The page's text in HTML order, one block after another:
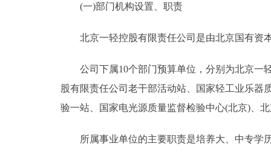
个人服务
(一)部门机构设置、职责
北京一轻控股有限责任公司是由北京国有资
公司下属10个部门预算单位，分别为北京一
股有限责任公司老干部活动站、国家轻工业乐
验一站、国家电光源质量监督检验中心(北京)、
所属事业单位的主要职责是培养大、中专学历